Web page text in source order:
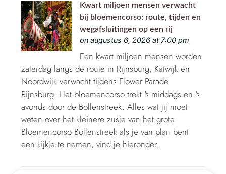
Kwart miljoen mensen verwacht
bij bloemencorso: route, tijden en
wegafsluitingen op een rij
on augustus 6, 2026 at 7:00 pm
Een kwart miljoen mensen worden
zaterdag langs de route in Rijnsburg, Katwijk en
Noordwijk verwacht tijdens Flower Parade
Rijnsburg. Het bloemencorso trekt 's middags en 's
avonds door de Bollenstreek. Alles wat jij moet
weten over het kleinere zusje van het grote
Bloemencorso Bollenstreek als je van plan bent
een kijkje te nemen, vind je hieronder.